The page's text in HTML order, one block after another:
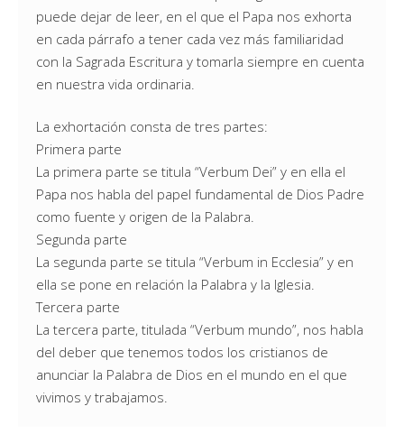
puede dejar de leer, en el que el Papa nos exhorta
en cada párrafo a tener cada vez más familiaridad
con la Sagrada Escritura y tomarla siempre en cuenta
en nuestra vida ordinaria.
La exhortación consta de tres partes:
Primera parte
La primera parte se titula “Verbum Dei” y en ella el
Papa nos habla del papel fundamental de Dios Padre
como fuente y origen de la Palabra.
Segunda parte
La segunda parte se titula “Verbum in Ecclesia” y en
ella se pone en relación la Palabra y la Iglesia.
Tercera parte
La tercera parte, titulada “Verbum mundo”, nos habla
del deber que tenemos todos los cristianos de
anunciar la Palabra de Dios en el mundo en el que
vivimos y trabajamos.